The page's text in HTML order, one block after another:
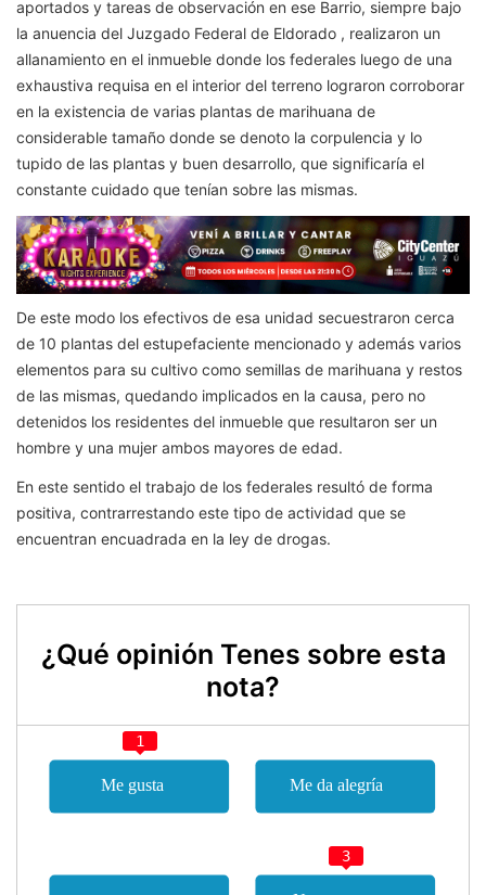
aportados y tareas de observación en ese Barrio, siempre bajo
la anuencia del Juzgado Federal de Eldorado , realizaron un
allanamiento en el inmueble donde los federales luego de una
exhaustiva requisa en el interior del terreno lograron corroborar
en la existencia de varias plantas de marihuana de
considerable tamaño donde se denoto la corpulencia y lo
tupido de las plantas y buen desarrollo, que significaría el
constante cuidado que tenían sobre las mismas.
De este modo los efectivos de esa unidad secuestraron cerca
de 10 plantas del estupefaciente mencionado y además varios
elementos para su cultivo como semillas de marihuana y restos
de las mismas, quedando implicados en la causa, pero no
detenidos los residentes del inmueble que resultaron ser un
hombre y una mujer ambos mayores de edad.
En este sentido el trabajo de los federales resultó de forma
positiva, contrarrestando este tipo de actividad que se
encuentran encuadrada en la ley de drogas.
¿Qué opinión Tenes sobre esta
nota?
1
3